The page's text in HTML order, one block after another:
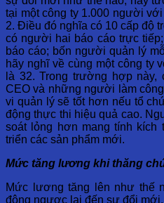
tại một công ty 1.000 người
2. Điều đó nghĩa có 10 cấp độ
có người hai báo cáo trực
báo cáo; bốn người quản lý
hãy nghĩ về cùng một công ty
là 32. Trong trường hợp
CEO và những người làm
vi quản lý sẽ tốt hơn nếu tổ
động thực thi hiệu quả cao.
soát lỏng hơn mang tính kích
triển các sản phẩm mới.
Mức tăng lương khi thăng
Mức lương tăng lên như thế
động ngược lại đến sự đổi mới.